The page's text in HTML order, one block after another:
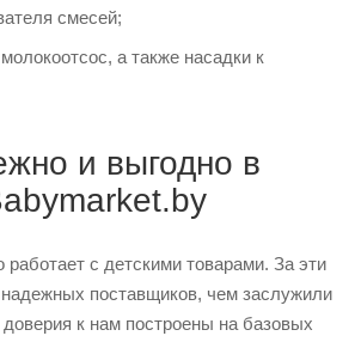
смесей;
а также насадки к
и выгодно в
с детскими товарами. За эти
поставщиков, чем заслужили
к нам построены на базовых